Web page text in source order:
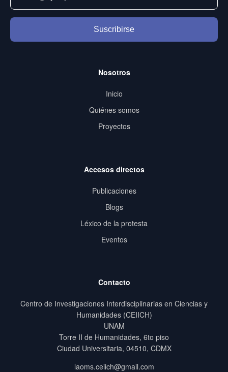
Suscribirse
Nosotros
Inicio
Quiénes somos
Proyectos
Accesos directos
Publicaciones
Blogs
Léxico de la protesta
Eventos
Contacto
Centro de Investigaciones Interdisciplinarias en Ciencias y
Humanidades (CEIICH)
UNAM
Torre II de Humanidades, 6to piso
Ciudad Universitaria, 04510, CDMX
laoms.ceiich@gmail.com